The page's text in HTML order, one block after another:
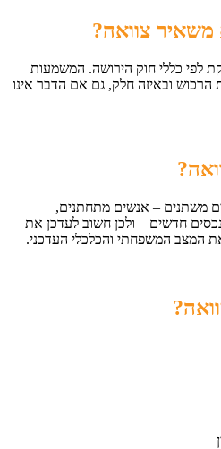
צוואה?
לפי כללי חוק הירושה. המשמעות
ובאיזה חלק, גם אם הדבר אינו
?
משתנים – אנשים מתחתנים,
נכסים חדשים – ולכן חשוב לעדכן את
המצב המשפחתי והכלכלי העדכני.
?